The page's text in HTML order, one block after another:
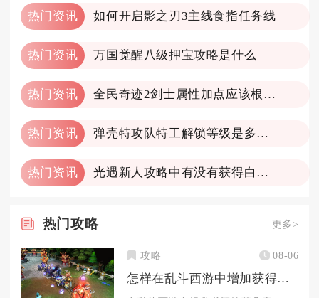
热门资讯 如何开启影之刃3主线食指任务线
热门资讯 万国觉醒八级押宝攻略是什么
热门资讯 全民奇迹2剑士属性加点应该根据什么来决策
热门资讯 弹壳特攻队特工解锁等级是多少级
热门资讯 光遇新人攻略中有没有获得白羽复训的技巧
热门攻略 更多>
攻略 08-06
怎样在乱斗西游中增加获得书籍的几率